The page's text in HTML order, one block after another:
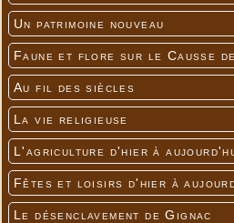
Un patrimoine nouveau
Faune et flore sur le Causse
Au fil des siècles
La vie religieuse
L'agriculture d'hier à
Fêtes et loisirs d'hier à
Le désenclavement de Gignac